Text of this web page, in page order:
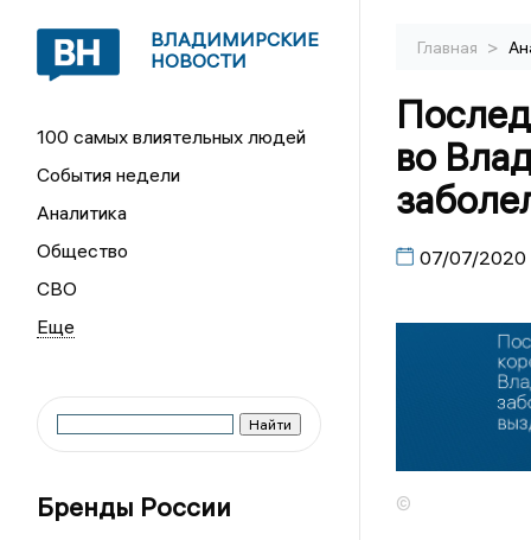
ВЛАДИМИРСКИЕ
НОВОСТИ
100 самых влиятельных людей
События недели
Аналитика
Общество
СВО
Бренды России
Главная >
во
07/07/2020
©